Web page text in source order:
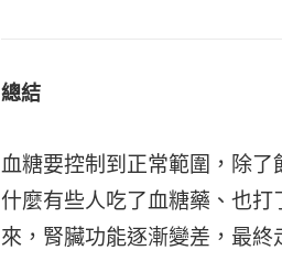
總結
血糖要控制到正常範圍，除
什麼有些人吃了血糖藥、也
來，腎臟功能逐漸變差，最終